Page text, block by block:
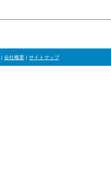
| 会社概要 | サイトマップ